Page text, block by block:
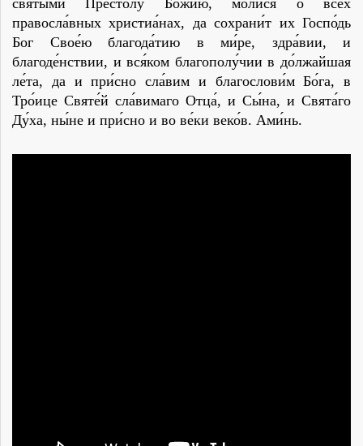
святы́­ми Престо́лу Бо́жию, моли́ся о всех
правосла́вных христиа́нах, да сохрани́т их Госпо́дь
Бог Свое́ю благода́тию в ми́ре, здра́вии, и
благоде́нствии, и вся́ком благополу́чии в до́лжайшая
ле́та, да и при́сно сла́вим и благослови́м Бо́га, в
Тро́ице Святе́й сла́вимаго Отца́, и Сы́на, и Свята́го
Ду́ха, ны́не и при́сно и во ве́ки веко́в. Ами́нь.